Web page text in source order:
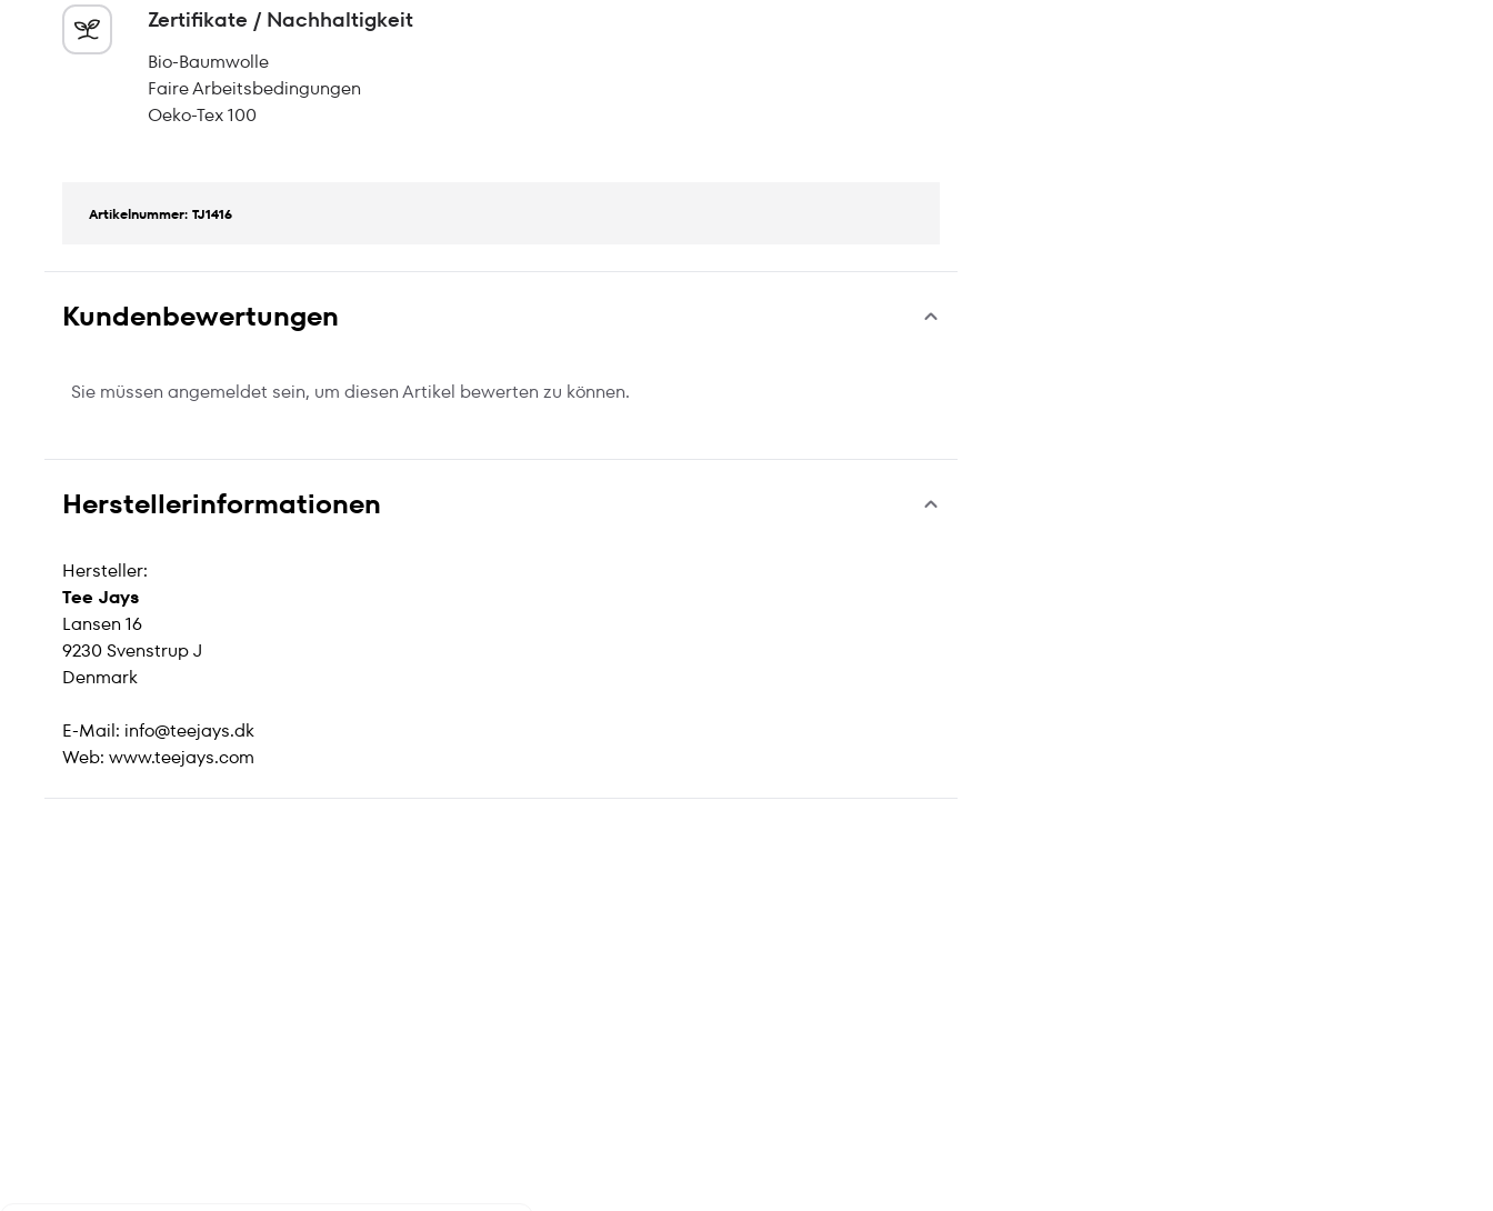
Zertifikate / Nachhaltigkeit
Bio-Baumwolle
Faire Arbeitsbedingungen
Oeko-Tex 100
Artikelnummer: TJ1416
Kundenbewertungen
Sie müssen angemeldet sein, um diesen Artikel bewerten zu können.
Herstellerinformationen
Hersteller:
Tee Jays
Lansen 16
9230 Svenstrup J
Denmark
E-Mail: info@teejays.dk
Web: www.teejays.com